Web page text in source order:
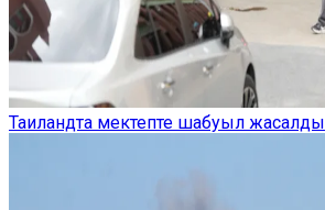
Таиландта мектепте шабуыл жасалды